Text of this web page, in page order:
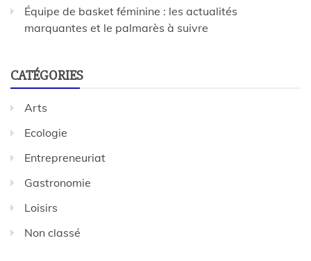
Équipe de basket féminine : les actualités
marquantes et le palmarès à suivre
CATÉGORIES
Arts
Ecologie
Entrepreneuriat
Gastronomie
Loisirs
Non classé